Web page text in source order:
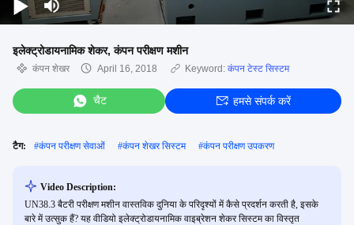
इलेक्ट्रोडायनामिक शेकर, कंपन परीक्षण मशीन
कंपन शेखर April 16, 2018 Keyword: कंपन टेस्ट सिस्टम
चैट हमसे संपर्क करें
टैग: #कंपन परीक्षण सेवाओं #कंपन शेखर सिस्टम #कंपन परीक्षण उपकरण
Video Description:
UN38.3 बैटरी परीक्षण मशीन वास्तविक दुनिया के परिदृश्यों में कैसे प्रदर्शन करती है, इसके
बारे में उत्सुक हैं? यह वीडियो इलेक्ट्रोडायनामिक वाइब्रेशन शेकर सिस्टम का विस्तृत